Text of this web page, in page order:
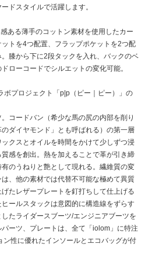
ドスタイルで活躍します。
ある薄手のコットン素材を使用したカー
トを4つ配置、フラップポケットを2つ配
膝から下に2段タックを入れ、バックのベ
ローコードでシルエットの変化可能。
ボプロジェクト「p|p（ピー｜ピー）」の
コードバン（希少な馬の尻の内部を削り
ダイヤモンド」とも呼ばれる）の第⼀層
クスとオイルを時間をかけて少しずつ浸
感を創出。熱を加えることで⾰が引き締
のうねりと艶として現れる。繊維質の変
、他の素材では代替不可能な極めて異質
たレザープレートを釘打ちして仕上げる
ールスタックは意図的に構造線をずらす
たライダースブーツ/エンジニアブーツを
ーツ、プレートは、全て「iolom」に特注
ン性に優れたインソールとエコバッグが付